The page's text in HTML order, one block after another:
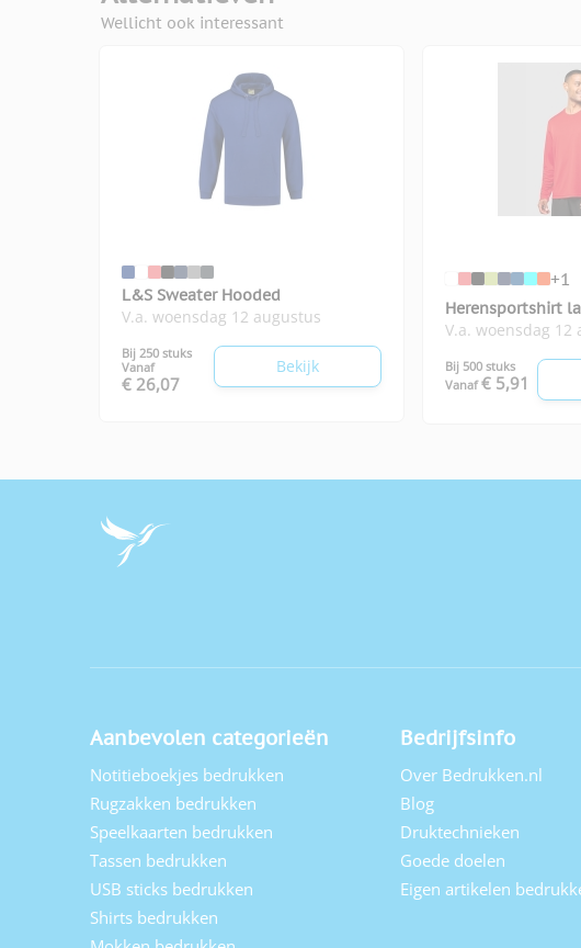
View larger image
View larger image
View larger image
View larger image
View larger image
View larger image
View larger image
View larger image
View larger image
Wellicht ook interessant
L&S Sweater Hooded
V.a. woensdag 12 augustus
Bij 250 stuks
Vanaf
€ 26,07
Bekijk
+1
Herensportshirt
V.a. woensdag 12
Bij 500 stuks
Vanaf € 5,91
Aanbevolen categorieën
Notitieboekjes bedrukken
Rugzakken bedrukken
Speelkaarten bedrukken
Tassen bedrukken
USB sticks bedrukken
Shirts bedrukken
Bedrijfsinfo
Over Bedrukken.nl
Blog
Druktechnieken
Goede doelen
Eigen artikelen